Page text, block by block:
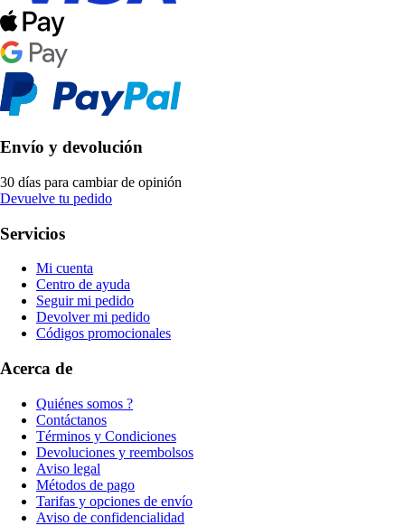
Envío y devolución
30 días para cambiar de opinión
Devuelve tu pedido
Servicios
Mi cuenta
Centro de ayuda
Seguir mi pedido
Devolver mi pedido
Códigos promocionales
Acerca de
Quiénes somos ?
Contáctanos
Términos y Condiciones
Devoluciones y reembolsos
Aviso legal
Métodos de pago
Tarifas y opciones de envío
Aviso de confidencialidad